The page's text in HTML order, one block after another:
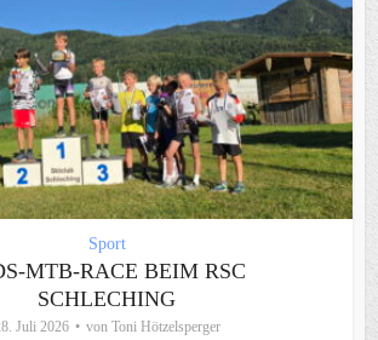
Sport
MTB-RACE BEIM RSC
SCHLECHING
Juli 2026 von Toni Hötzelsperger